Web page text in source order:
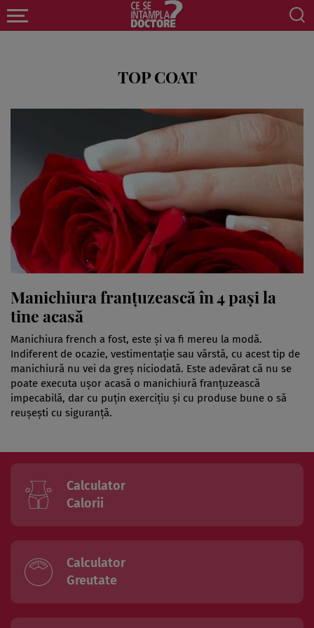
TOP COAT
Manichiura franţuzească în 4 paşi la
tine acasă
Manichiura french a fost, este şi va fi mereu la modă.
Indiferent de ocazie, vestimentaţie sau vârstă, cu acest tip de
manichiură nu vei da greş niciodată. Este adevărat că nu se
poate executa uşor acasă o manichiură franţuzească
impecabilă, dar cu puţin exerciţiu şi cu produse bune o să
reuşeşti cu siguranţă.
Calculator
Calorii
Calculator
Greutate